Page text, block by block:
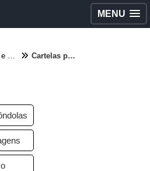
MENU
Solapas e cartelas - Categoria Cartelas para gôndolas